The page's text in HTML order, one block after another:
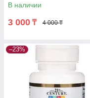
В наличии
3 000 ₸ 4 000 ₸
–23%